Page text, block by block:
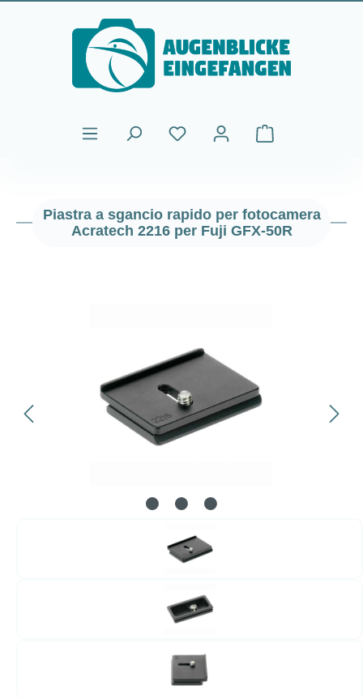
Passa al contenuto principale
Il carrello
Piastra a sgancio rapido per fotocamera
Acratech 2216 per Fuji GFX-50R